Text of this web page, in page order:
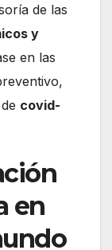
de las
y
en las
covid-
en